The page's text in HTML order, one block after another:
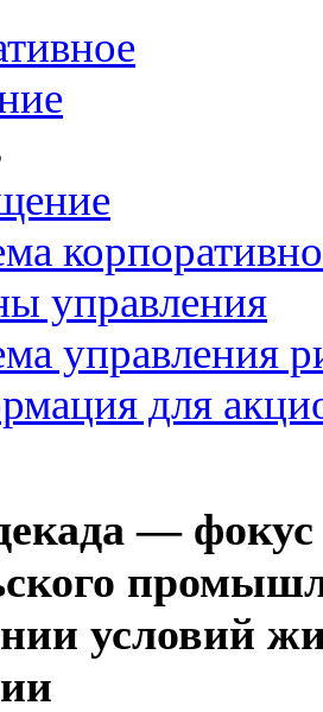
управления
управления
для
— фокус
условий